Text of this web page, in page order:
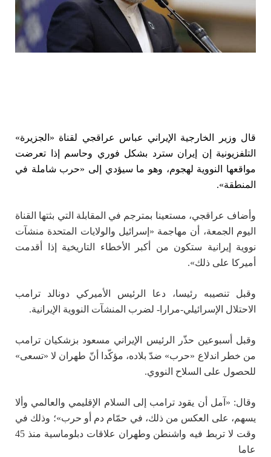
قال وزير الخارجية الإيراني عباس عراقجي لقناة «الجزيرة»
التلفزيونية إن إيران سترد بشكل فوري وحاسم إذا تعرضت
مواقعها النووية لهجوم، وهو ما سيؤدي إلى «حرب شاملة في
المنطقة».
وأضاف عراقجي، مستعينا بمترجم في المقابلة التي بثتها القناة
اليوم الجمعة، أن مهاجمة «إسرائيل والولايات المتحدة منشآت
نووية إيرانية ستكون من أكبر الأخطاء التاريخية إذا أقدمت
أميركا على ذلك».
وقبل تنصيبه رئيسا، دعا الرئيس الأميركي دونالد ترامب
الاحتلال الإسرائيلي-مرارا- لضرب المنشآت النووية الإيرانية.
وقبل أسبوعين حذّر الرئيس الإيراني مسعود بزشكيان ترامب
من خطر اندلاع «حرب» ضدّ بلاده، مؤكّدا أنّ طهران لا «تسعى»
للحصول على السلاح النووي.
وقال: «آمل أن يقود ترامب إلى السلام الإقليمي والعالمي وألا
يسهم، على العكس من ذلك، في حمّام دم أو حرب»؛ وذلك في
وقت لا تربط فيه واشنطن وطهران علاقات دبلوماسية منذ 45
عاما